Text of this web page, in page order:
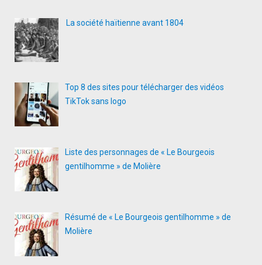
La société haïtienne avant 1804
Top 8 des sites pour télécharger des vidéos
TikTok sans logo
Liste des personnages de « Le Bourgeois
gentilhomme » de Molière
Résumé de « Le Bourgeois gentilhomme » de
Molière